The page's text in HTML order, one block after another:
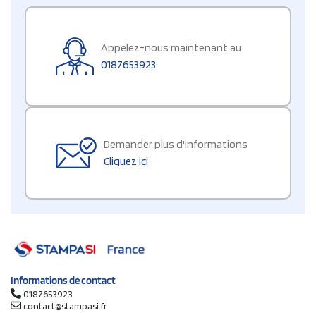
Appelez-nous maintenant au
0187653923
Demander plus d'informations
Cliquez ici
Informations de contact
0187653923
contact@stampasi.fr